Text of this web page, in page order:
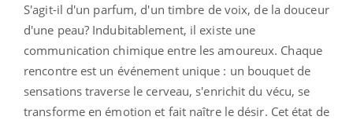
S'agit-il d'un parfum, d'un timbre de voix, de la douceur
d'une peau? Indubitablement, il existe une
communication chimique entre les amoureux. Chaque
rencontre est un événement unique : un bouquet de
sensations traverse le cerveau, s'enrichit du vécu, se
transforme en émotion et fait naître le désir. Cet état de